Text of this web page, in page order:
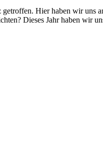
Hier haben wir
Dieses Jahr haben